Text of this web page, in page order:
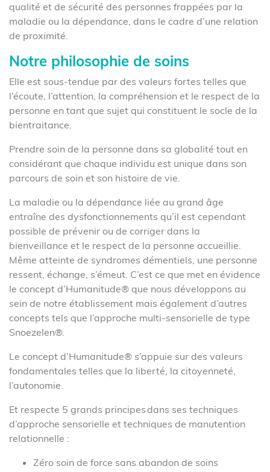
qualité et de sécurité des personnes frappées par la
maladie ou la dépendance, dans le cadre d’une relation
de proximité.
Notre philosophie de soins
Elle est sous-tendue par des valeurs fortes telles que
l’écoute, l’attention, la compréhension et le respect de la
personne en tant que sujet qui constituent le socle de la
bientraitance.
Prendre soin de la personne dans sa globalité tout en
considérant que chaque individu est unique dans son
parcours de soin et son histoire de vie.
La maladie ou la dépendance liée au grand âge
entraîne des dysfonctionnements qu’il est cependant
possible de prévenir ou de corriger dans la
bienveillance et le respect de la personne accueillie.
Même atteinte de syndromes démentiels, une personne
ressent, échange, s’émeut. C’est ce que met en évidence
le concept d’Humanitude® que nous développons au
sein de notre établissement mais également d’autres
concepts tels que l’approche multi-sensorielle de type
Snoezelen®.
Le concept d’Humanitude® s’appuie sur des valeurs
fondamentales telles que la liberté, la citoyenneté,
l’autonomie.
Et respecte 5 grands principes dans ses techniques
d’approche sensorielle et techniques de manutention
relationnelle :
Zéro soin de force sans abandon de soins